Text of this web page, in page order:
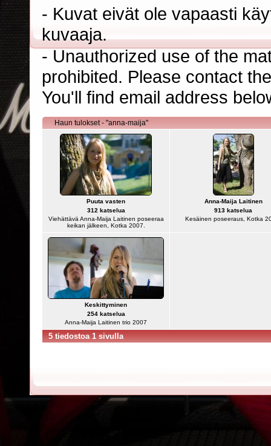
- Kuvat eivät ole vapaasti
kuvaaja.
- Unauthorized use of the
prohibited. Please contact
You'll find email address
Haun tulokset - "anna-maija"
Puuta vasten
312 katselua
Viehättävä Anna-Maija Laitinen poseeraa
keikan jälkeen, Kotka 2007.
Anna-Maija Laitinen
913 katselua
Kesäinen poseeraus, Kotka
Keskittyminen
254 katselua
Anna-Maija Laitinen trio 2007
5 tiedostoa 1 sivulla